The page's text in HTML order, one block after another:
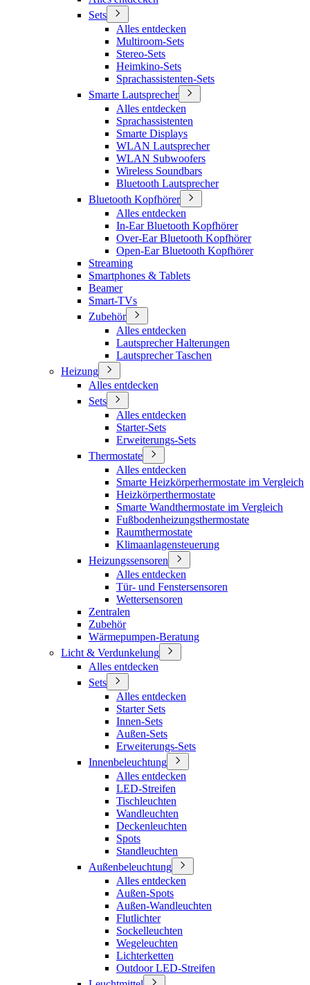
Sets
Alles entdecken
Multiroom-Sets
Stereo-Sets
Heimkino-Sets
Sprachassistenten-Sets
Smarte Lautsprecher
Alles entdecken
Sprachassistenten
Smarte Displays
WLAN Lautsprecher
WLAN Subwoofers
Wireless Soundbars
Bluetooth Lautsprecher
Bluetooth Kopfhörer
Alles entdecken
In-Ear Bluetooth Kopfhörer
Over-Ear Bluetooth Kopfhörer
Open-Ear Bluetooth Kopfhörer
Streaming
Smartphones & Tablets
Beamer
Smart-TVs
Zubehör
Alles entdecken
Lautsprecher Halterungen
Lautsprecher Taschen
Heizung
Alles entdecken
Sets
Alles entdecken
Starter-Sets
Erweiterungs-Sets
Thermostate
Alles entdecken
Smarte Heizkörperhermostate im Vergleich
Heizkörperthermostate
Smarte Wandthermostate im Vergleich
Fußbodenheizungsthermostate
Raumthermostate
Klimaanlagensteuerung
Heizungssensoren
Alles entdecken
Tür- und Fenstersensoren
Wettersensoren
Zentralen
Zubehör
Wärmepumpen-Beratung
Licht & Verdunkelung
Alles entdecken
Sets
Alles entdecken
Starter Sets
Innen-Sets
Außen-Sets
Erweiterungs-Sets
Innenbeleuchtung
Alles entdecken
LED-Streifen
Tischleuchten
Wandleuchten
Deckenleuchten
Spots
Standleuchten
Außenbeleuchtung
Alles entdecken
Außen-Spots
Außen-Wandleuchten
Flutlichter
Sockelleuchten
Wegeleuchten
Lichterketten
Outdoor LED-Streifen